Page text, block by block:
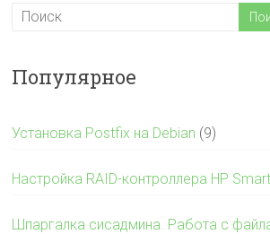
Популярное
Установка Postfix на Debian (9)
Настройка RAID-контроллера HP
Шпаргалка сисадмина. Работа с